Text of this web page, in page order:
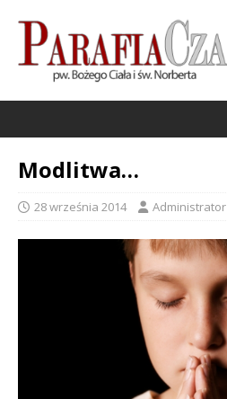
Modlitwa…
28 września 2014 Administrator